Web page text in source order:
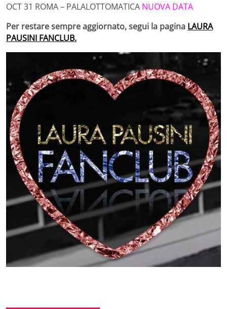
OCT 31 ROMA – PALALOTTOMATICA NUOVA DATA
Per restare sempre aggiornato, segui la pagina LAURA
PAUSINI FANCLUB.